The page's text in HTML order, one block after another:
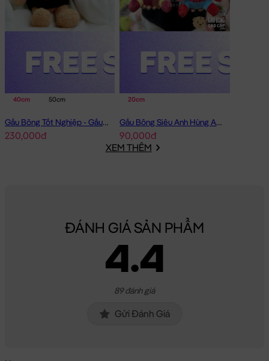
40cm 50cm
Gấu Bông Tốt Nghiệp - Gấu Teddy tốt nghiệp lông xù màu Vàng
230,000đ
20cm
Gấu Bông Siêu Anh Hùng Avenger Nhí
90,000đ
XEM THÊM
ĐÁNH GIÁ SẢN PHẨM
4.4
89 đánh giá
Gửi Đánh Giá